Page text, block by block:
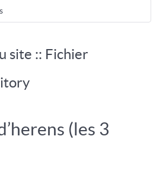
site :: Fichier
(les 3